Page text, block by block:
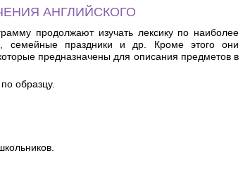
АНГЛИЙСКОГО
продолжают изучать лексику по наиболее
праздники и др. Кроме этого они
предназначены для описания предметов в
образцу.